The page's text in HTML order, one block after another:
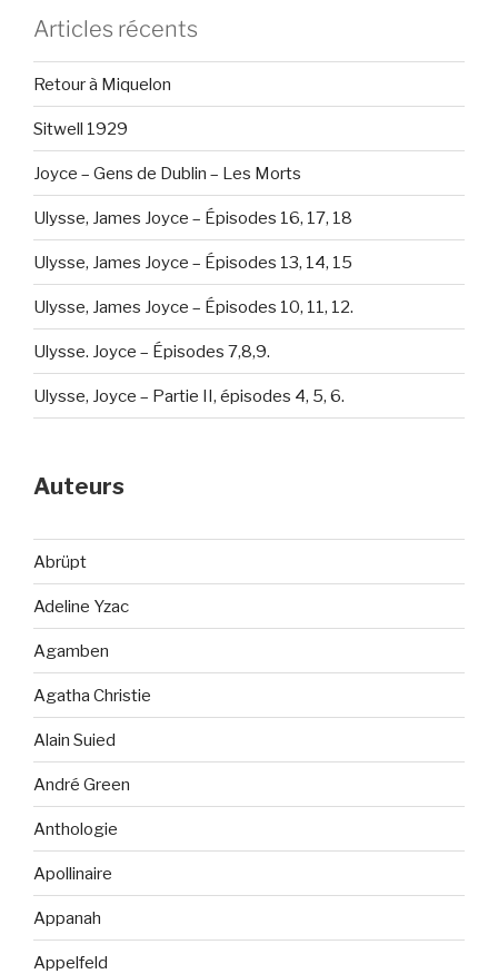
Articles récents
Retour à Miquelon
Sitwell 1929
Joyce – Gens de Dublin – Les Morts
Ulysse, James Joyce – Épisodes 16, 17, 18
Ulysse, James Joyce – Épisodes 13, 14, 15
Ulysse, James Joyce – Épisodes 10, 11, 12.
Ulysse. Joyce – Épisodes 7,8,9.
Ulysse, Joyce – Partie II, épisodes 4, 5, 6.
Auteurs
Abrüpt
Adeline Yzac
Agamben
Agatha Christie
Alain Suied
André Green
Anthologie
Apollinaire
Appanah
Appelfeld